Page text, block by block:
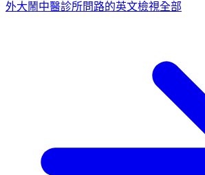
外大鬧中醫診所問路的英文檢視全部